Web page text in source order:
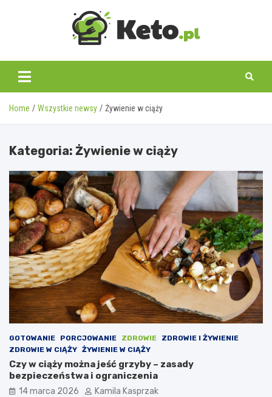
keto.pl
Home Wszystkie newsy Żywienie w ciąży
Kategoria: Żywienie w ciąży
GOTOWANIE PORCJOWANIE ZDROWIE
ZDROWIE I ŻYWIENIE
ZDROWIE W CIĄŻY ŻYWIENIE W CIĄŻY
Czy w ciąży można jeść grzyby – zasady
bezpieczeństwa i ograniczenia
14 marca 2026 Kamila Kasprzak